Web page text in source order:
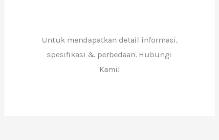
Untuk mendapatkan detail informasi,
spesifikasi & perbedaan. Hubungi
Kami!